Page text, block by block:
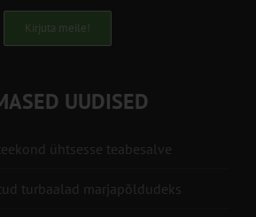
Kirjuta meile!
UUDISED
ühtsesse teabesalve
turbaalad marjapõldudeks